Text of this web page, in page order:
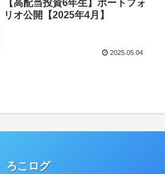
【高配当投資6年生】ポートフォ
リオ公開【2025年4月】
2025.05.04
ろこログ